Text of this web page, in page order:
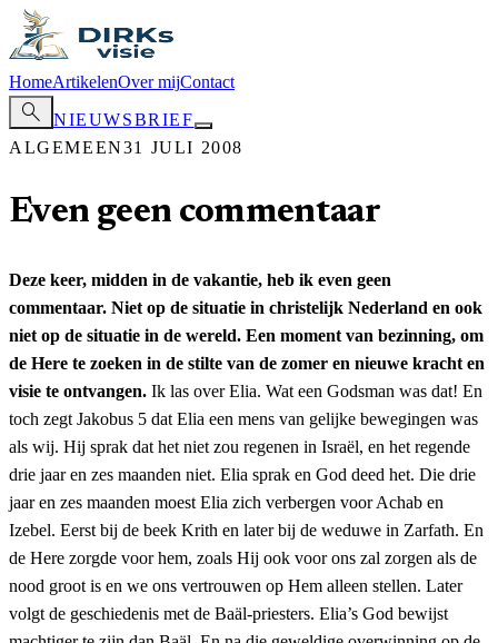
HomeArtikelenOver mijContact
search
NIEUWSBRIEF
ALGEMEEN31 JULI 2008
Even geen commentaar
Deze keer, midden in de vakantie, heb ik even geen
commentaar. Niet op de situatie in christelijk Nederland en ook
niet op de situatie in de wereld. Een moment van bezinning, om
de Here te zoeken in de stilte van de zomer en nieuwe kracht en
visie te ontvangen. Ik las over Elia. Wat een Godsman was dat! En
toch zegt Jakobus 5 dat Elia een mens van gelijke bewegingen was
als wij. Hij sprak dat het niet zou regenen in Israël, en het regende
drie jaar en zes maanden niet. Elia sprak en God deed het. Die drie
jaar en zes maanden moest Elia zich verbergen voor Achab en
Izebel. Eerst bij de beek Krith en later bij de weduwe in Zarfath. En
de Here zorgde voor hem, zoals Hij ook voor ons zal zorgen als de
nood groot is en we ons vertrouwen op Hem alleen stellen. Later
volgt de geschiedenis met de Baäl-priesters. Elia’s God bewijst